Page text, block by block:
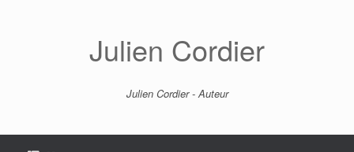
Julien Cordier
Julien Cordier - Auteur